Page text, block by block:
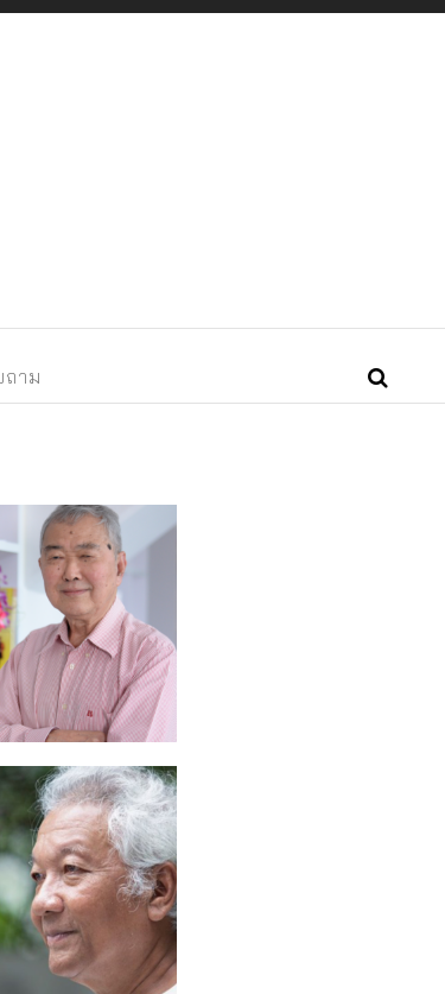
– Free Demos site
ถาม